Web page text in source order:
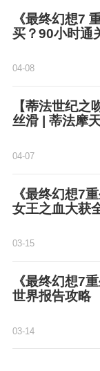
《最终幻想7
买？90小时通
04-08
【蒂法世纪之
丝滑 | 蒂法摩
04-07
《最终幻想7
女王之血大获
03-15
《最终幻想7
世界报告攻略
03-14